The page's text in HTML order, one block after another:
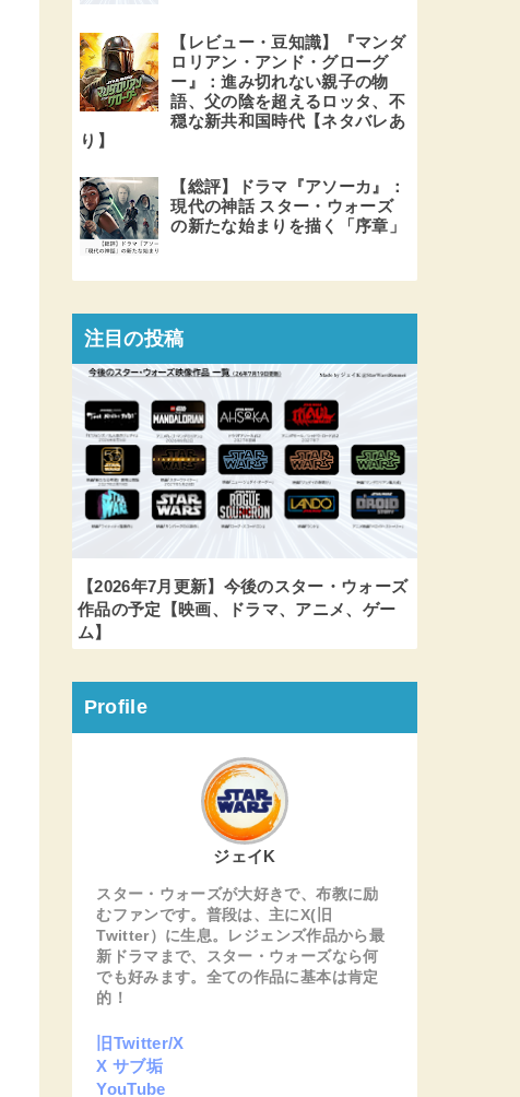
【レビュー・豆知識】『マンダ
ロリアン・アンド・グローグ
ー』：進み切れない親子の物
語、父の陰を超えるロッタ、不
穏な新共和国時代【ネタバレあ
り】
【総評】ドラマ『アソーカ』：
現代の神話 スター・ウォーズ
の新たな始まりを描く「序章」
注目の投稿
【2026年7月更新】今後のスター・ウォーズ
作品の予定【映画、ドラマ、アニメ、ゲー
ム】
Profile
ジェイK
スター・ウォーズが大好きで、布教に励
むファンです。普段は、主にX(旧
Twitter）に生息。レジェンズ作品から最
新ドラマまで、スター・ウォーズなら何
でも好みます。全ての作品に基本は肯定
的！
旧Twitter/X
X サブ垢
YouTube